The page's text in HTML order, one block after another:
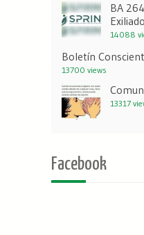
BA
14088
Boletín
13700 views
13317
Facebook